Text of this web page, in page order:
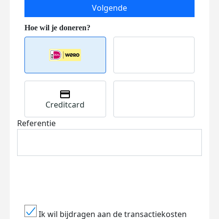
Volgende
Creditcard
Referentie
Ik wil bijdragen aan de transactiekosten